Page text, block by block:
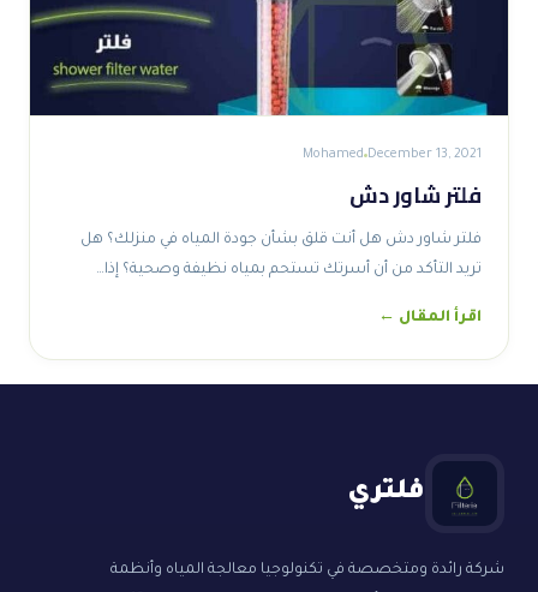
December 13, 2021
Mohamed
فلتر شاور دش
فلتر شاور دش هل أنت قلق بشأن جودة المياه في منزلك؟ هل
تريد التأكد من أن أسرتك تستحم بمياه نظيفة وصحية؟ إذا…
اقرأ المقال ←
فلتري
شركة رائدة ومتخصصة في تكنولوجيا معالجة المياه وأنظمة